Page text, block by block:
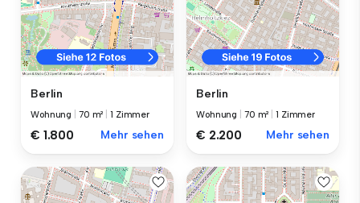
Berlin
Wohnung 70 m² |1 Zimmer
€ 1.800 Mehr sehen
Berlin
Wohnung 70 m² |1 Zimmer
€ 2.200 Mehr sehen